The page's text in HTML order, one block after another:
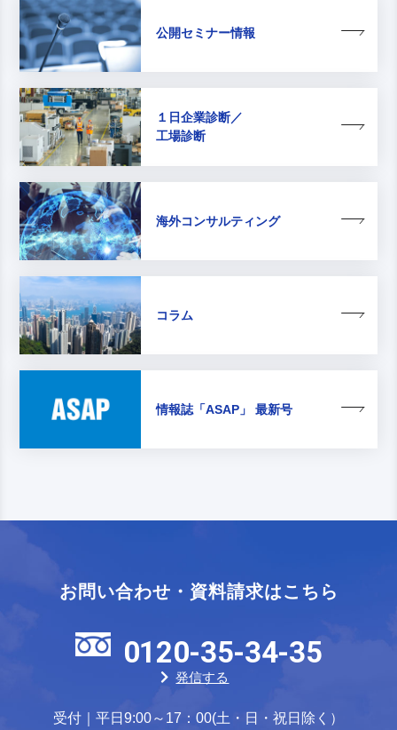
公開セミナー情報
１日企業診断／
工場診断
海外コンサルティング
コラム
情報誌「ASAP」 最新号
お問い合わせ・資料請求はこちら
0120-35-34-35
発信する
受付｜平日9:00～17：00(土・日・祝日除く）